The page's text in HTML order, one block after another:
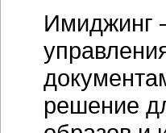
Имиджинг
решение